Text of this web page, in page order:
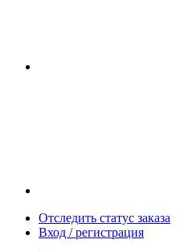
Отследить статус заказа
Вход / регистрация